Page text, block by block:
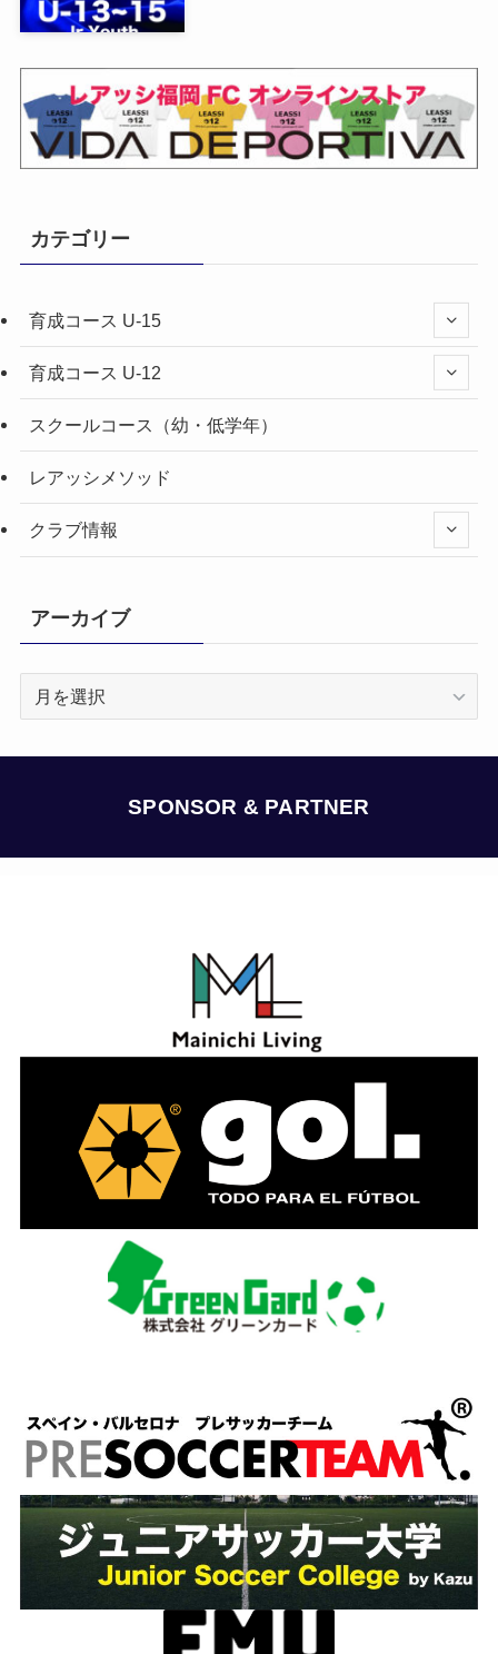
カテゴリー
育成コース U-15
育成コース U-12
スクールコース（幼・低学年）
レアッシメソッド
クラブ情報
アーカイブ
SPONSOR & PARTNER